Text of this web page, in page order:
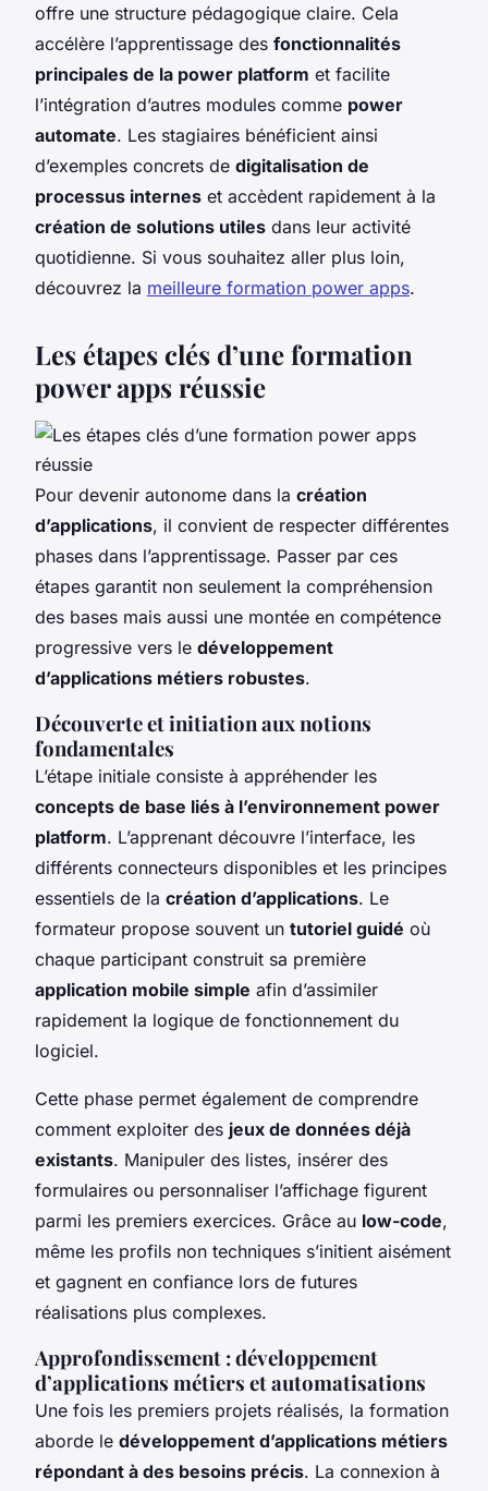
offre une structure pédagogique claire. Cela
accélère l’apprentissage des fonctionnalités
principales de la power platform et facilite
l’intégration d’autres modules comme power
automate. Les stagiaires bénéficient ainsi
d’exemples concrets de digitalisation de
processus internes et accèdent rapidement à la
création de solutions utiles dans leur activité
quotidienne. Si vous souhaitez aller plus loin,
découvrez la meilleure formation power apps.
Les étapes clés d’une formation
power apps réussie
Pour devenir autonome dans la création
d’applications, il convient de respecter différentes
phases dans l’apprentissage. Passer par ces
étapes garantit non seulement la compréhension
des bases mais aussi une montée en compétence
progressive vers le développement
d’applications métiers robustes.
Découverte et initiation aux notions
fondamentales
L’étape initiale consiste à appréhender les
concepts de base liés à l’environnement power
platform. L’apprenant découvre l’interface, les
différents connecteurs disponibles et les principes
essentiels de la création d’applications. Le
formateur propose souvent un tutoriel guidé où
chaque participant construit sa première
application mobile simple afin d’assimiler
rapidement la logique de fonctionnement du
logiciel.
Cette phase permet également de comprendre
comment exploiter des jeux de données déjà
existants. Manipuler des listes, insérer des
formulaires ou personnaliser l’affichage figurent
parmi les premiers exercices. Grâce au low-code,
même les profils non techniques s’initient aisément
et gagnent en confiance lors de futures
réalisations plus complexes.
Approfondissement : développement
d’applications métiers et automatisations
Une fois les premiers projets réalisés, la formation
aborde le développement d’applications métiers
répondant à des besoins précis. La connexion à